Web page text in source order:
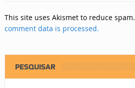
This site uses Akismet to reduce spam.
comment data is processed.
PESQUISAR